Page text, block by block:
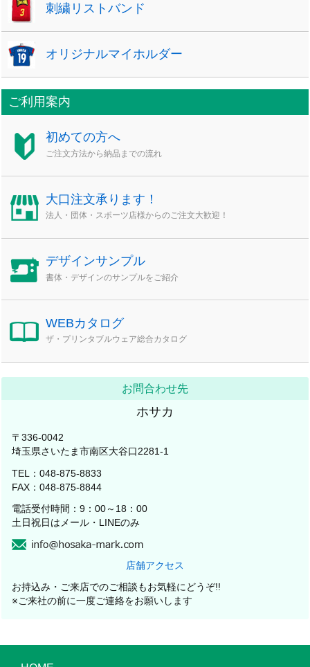
刺繍リストバンド
オリジナルマイホルダー
ご利用案内
初めての方へ
ご注文方法から納品までの流れ
大口注文承ります！
法人・団体・スポーツ店様からのご注文大歓迎！
デザインサンプル
書体・デザインのサンプルをご紹介
WEBカタログ
ザ・プリンタブルウェア総合カタログ
お問合わせ先
ホサカ
〒336-0042
埼玉県さいたま市南区大谷口2281-1
TEL：048-875-8833
FAX：048-875-8844
電話受付時間：9：00～18：00
土日祝日はメール・LINEのみ
店舗アクセス
お持込み・ご来店でのご相談もお気軽にどうぞ!!
※ご来社の前に一度ご連絡をお願いします